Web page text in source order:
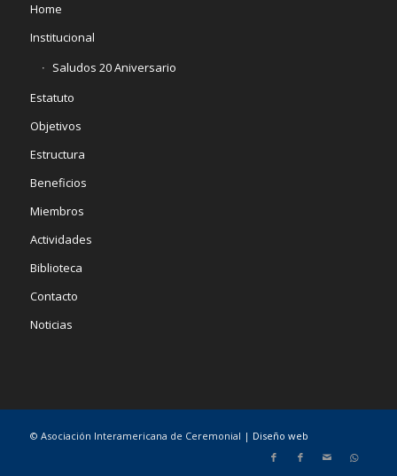
Home
Institucional
Saludos 20 Aniversario
Estatuto
Objetivos
Estructura
Beneficios
Miembros
Actividades
Biblioteca
Contacto
Noticias
© Asociación Interamericana de Ceremonial | Diseño web